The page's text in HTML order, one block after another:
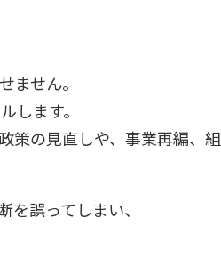
ません。
します。
策の見直しや、事業再編、組
誤ってしまい、